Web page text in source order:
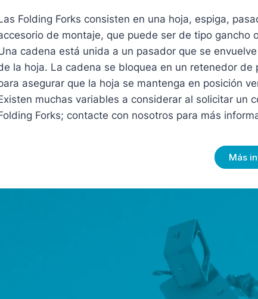
Folding Forks consisten en una hoja, espiga,
de montaje, que puede ser de tipo gancho
cadena está unida a un pasador que se
la hoja. La cadena se bloquea en un retenedor de
asegurar que la hoja se mantenga en posición
muchas variables a considerar al solicitar un
Forks; contacte con nosotros para más
Más